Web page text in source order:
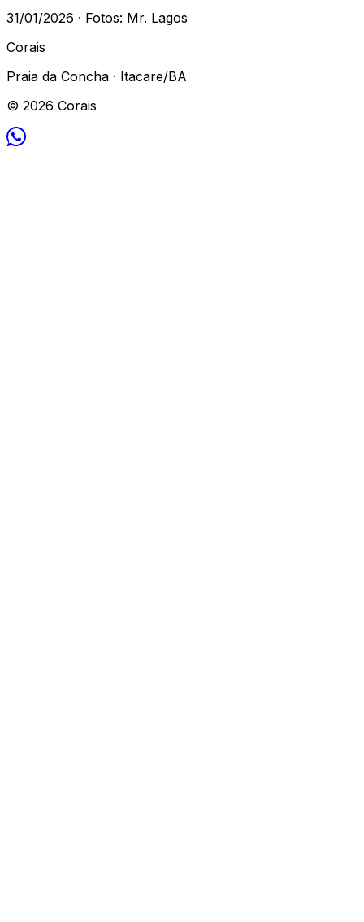
31/01/2026 · Fotos: Mr. Lagos
Corais
Praia da Concha · Itacare/BA
© 2026 Corais